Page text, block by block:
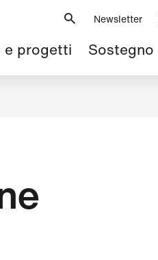
Newsletter
e progetti Sostegno